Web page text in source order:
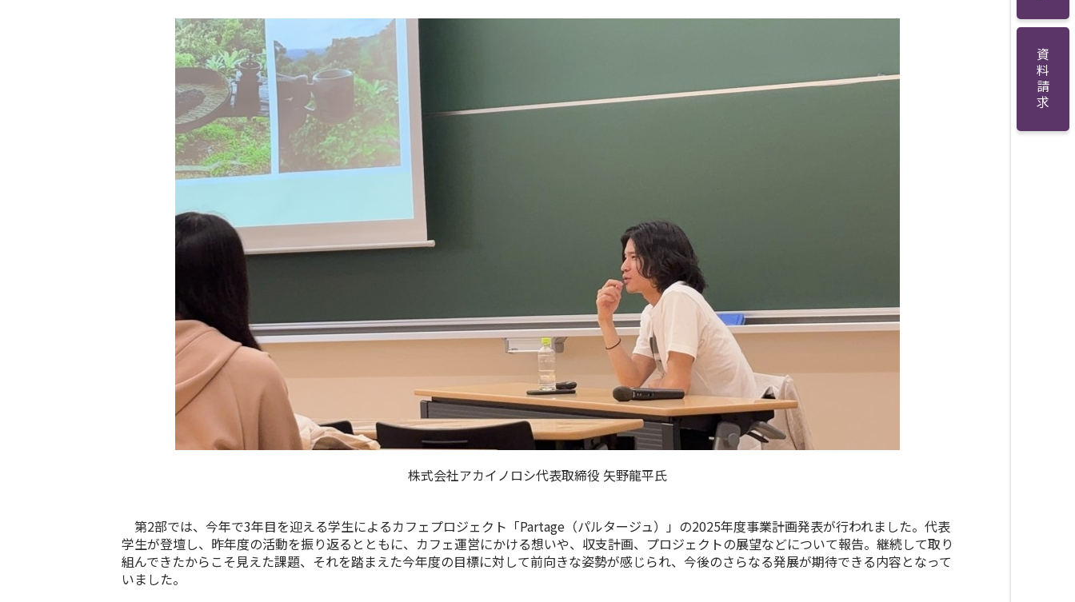
資料請求
株式会社アカイノロシ代表取締役 矢野龍平氏
第2部では、今年で3年目を迎える学生によるカフェプロジェクト「Partage （パルタージュ）」の2025年度事業計画発表が行われました。代表
学生が登壇し、昨年度の活動を振り返るとともに、カフェ運営にかける想いや、収支計画、プロジェクトの展望などについて報告。継続して取り
組んできたからこそ見えた課題、それを踏まえた今年度の目標に対して前向きな姿勢が感じられ、今後のさらなる発展が期待できる内容となって
いました。